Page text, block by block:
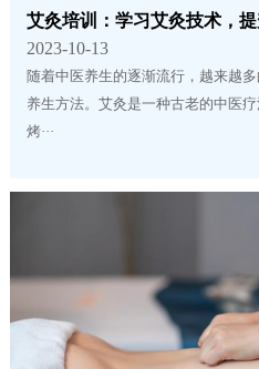
艾灸培训：学习艾灸技术，提
2023-10-13
随着中医养生的逐渐流行，越来越
养生方法。艾灸是一种古老的中医
烤···